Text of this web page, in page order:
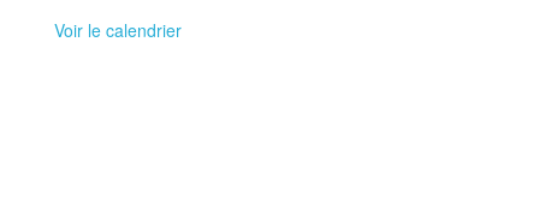
Voir le calendrier